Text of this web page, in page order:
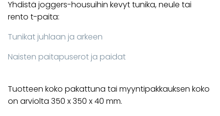
Yhdistä joggers-housuihin kevyt tunika, neule tai
rento t-paita:
Tunikat juhlaan ja arkeen
Naisten paitapuserot ja paidat
Tuotteen koko pakattuna tai myyntipakkauksen koko
on arviolta 350 x 350 x 40 mm.